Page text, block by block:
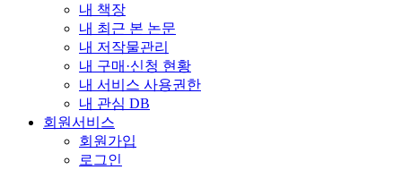
내 책장
내 최근 본 논문
내 저작물관리
내 구매·신청 현황
내 서비스 사용권한
내 관심 DB
회원서비스
회원가입
로그인